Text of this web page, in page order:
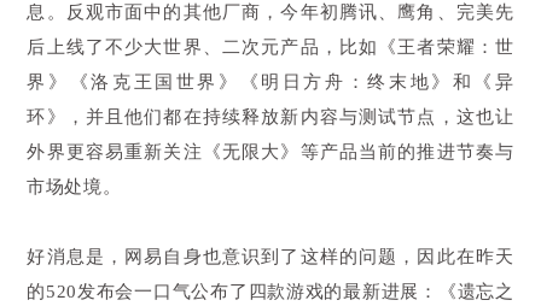
息。反观市面中的其他厂商，今年初腾讯、鹰角、完美先
后上线了不少大世界、二次元产品，比如《王者荣耀：世
界》《洛克王国世界》《明日方舟：终末地》和《异
环》，并且他们都在持续释放新内容与测试节点，这也让
外界更容易重新关注《无限大》等产品当前的推进节奏与
市场处境。
好消息是，网易自身也意识到了这样的问题，因此在昨天
的520发布会一口气公布了四款游戏的最新进展：《遗忘之